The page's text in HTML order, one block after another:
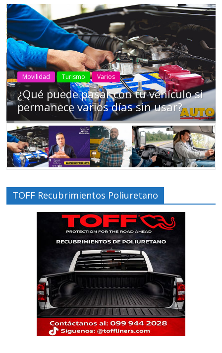
AEADE Industria Motociclismo Motos Movilidad
Campaña busca cambiar destino de
los motociclistas en la región
TOFF Recubrimientos Poliuretano